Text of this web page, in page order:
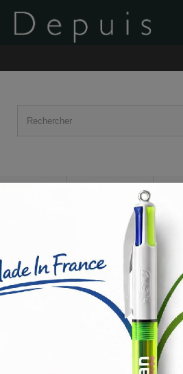
AFFICHES
FLYERS
imprimée (59.4 x 84.1 cm) livrée